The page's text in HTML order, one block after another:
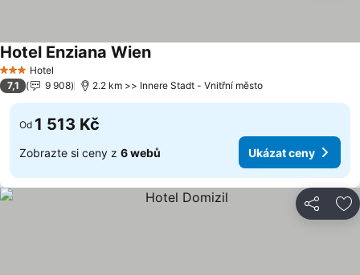
3 Počet hvězdiček
Hotel
Hotel Enziana WienUkázat ceny
7,1 9 908 2.2 km >> Innere Stadt - Vnitřní město
Od 1 513 Kč
Zobrazte si ceny z 6 webů Ukázat ceny
Sdílet